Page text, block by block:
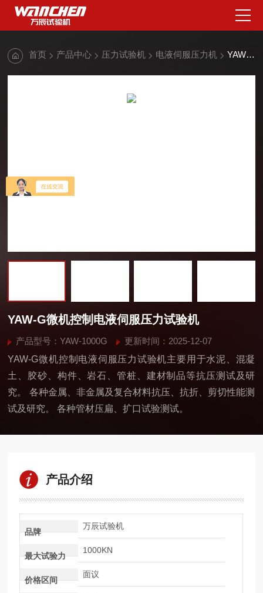
首页 产品中心 压力试验机 电液伺服压力机 YAW-G微机控制电液伺服压力试验机
YAW-G微机控制电液伺服压力试验机
产品型号：YAW-1000G
更新时间：2025-12-07
YAW-G微机控制电液伺服压力试验机主要用于水泥、混凝
土、胶砂、构件、岩石、管桩、建材制品等抗压测试及研
究。 各种金属、非金属及复合材料抗压、抗折、剪切性能测
试及研究。 各种管材压扁、扩口试验测试。
产品介绍
品牌
万辰试验机
最大试验力
1000KN
价格区间
面议